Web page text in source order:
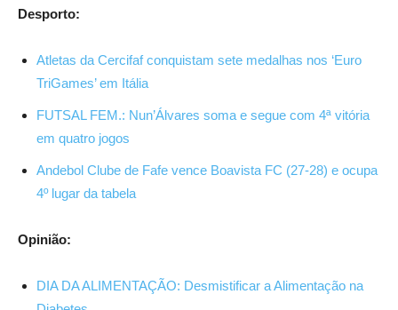
Desporto:
Atletas da Cercifaf conquistam sete medalhas nos ‘Euro
TriGames’ em Itália
FUTSAL FEM.: Nun’Álvares soma e segue com 4ª vitória
em quatro jogos
Andebol Clube de Fafe vence Boavista FC (27-28) e ocupa
4º lugar da tabela
Opinião:
DIA DA ALIMENTAÇÃO: Desmistificar a Alimentação na